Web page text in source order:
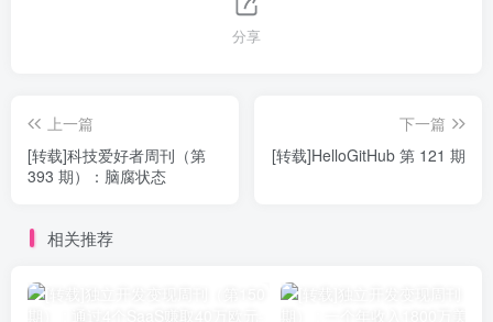
分享
上一篇
[转载]科技爱好者周刊（第
393 期）：脑腐状态
下一篇
[转载]HelloGitHub 第 121 期
相关推荐